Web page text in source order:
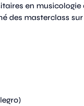
en
des masterclass